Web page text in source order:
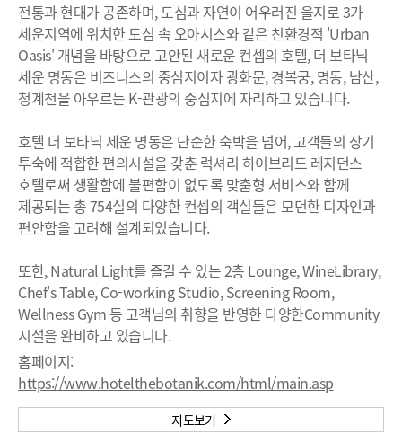
전통과 현대가 공존하며, 도심과 자연이 어우러진 을지로 3가
세운지역에 위치한 도심 속 오아시스와 같은 친환경적 'Urban
Oasis' 개념을 바탕으로 고안된 새로운 컨셉의 호텔, 더 보타닉
세운 명동은 비즈니스의 중심지이자 광화문, 경복궁, 명동, 남산,
청계천을 아우르는 K-관광의 중심지에 자리하고 있습니다.
호텔 더 보타닉 세운 명동은 단순한 숙박을 넘어, 고객들의 장기
투숙에 적합한 편의시설을 갖춘 럭셔리 하이브리드 레지던스
호텔로써 생활함에 불편함이 없도록 맞춤형 서비스와 함께
제공되는 총 754실의 다양한 컨셉의 객실들은 모던한 디자인과
편안함을 고려해 설계되었습니다.
또한, Natural Light를 즐길 수 있는 2층 Lounge, WineLibrary,
Chef's Table, Co-working Studio, Screening Room,
Wellness Gym 등 고객님의 취향을 반영한 다양한Community
시설을 완비하고 있습니다.
홈페이지:
https://www.hotelthebotanik.com/html/main.asp
지도보기